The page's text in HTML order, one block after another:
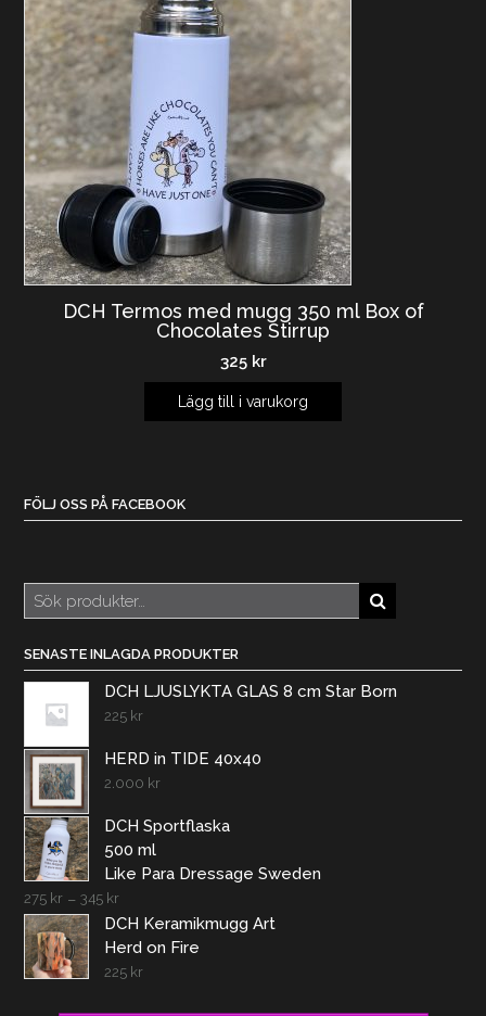
DCH Termos med mugg 350 ml Box of
Chocolates Stirrup
325 kr
Lägg till i varukorg
FÖLJ OSS PÅ FACEBOOK
Sök
efter:
SENASTE INLAGDA PRODUKTER
DCH LJUSLYKTA GLAS 8 cm Star Born
225 kr
HERD in TIDE 40x40
2.000 kr
DCH Sportflaska
500 ml
Like Para Dressage Sweden
275 kr – 345 kr
DCH Keramikmugg Art
Herd on Fire
225 kr